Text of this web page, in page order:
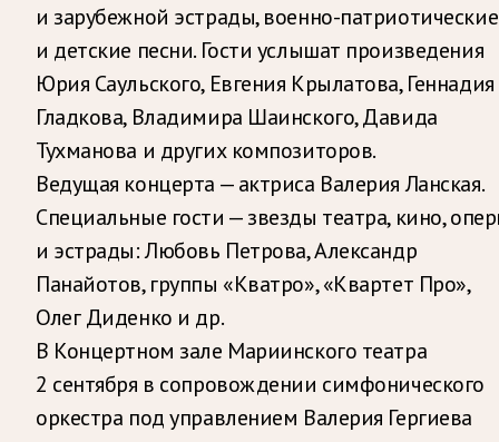
и зарубежной эстрады, военно-патриотические
и детские песни. Гости услышат произведения
Юрия Саульского, Евгения Крылатова, Геннадия
Гладкова, Владимира Шаинского, Давида
Тухманова и других композиторов.
Ведущая концерта — актриса Валерия Ланская.
Специальные гости — звезды театра, кино,
и эстрады: Любовь Петрова, Александр
Панайотов, группы «Кватро», «Квартет Про»,
Олег Диденко и др.
В Концертном зале Мариинского театра
2 сентября в сопровождении симфонического
оркестра под управлением Валерия Гергиева